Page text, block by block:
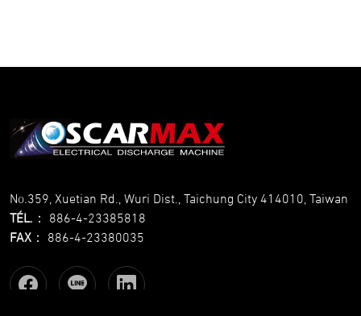
No.359, Xuetian Rd., Wuri Dist., Taichung City 414010, Taiwan
TÉL. ： 886-4-23385818
FAX ： 886-4-23380035